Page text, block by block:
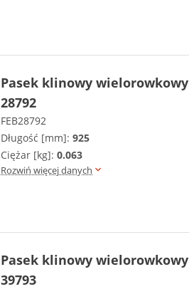
Pasek klinowy wielorowkowy
28792
FEB28792
Długość [mm]: 925
Ciężar [kg]: 0.063
Rozwiń więcej danych
Pasek klinowy wielorowkowy
39793